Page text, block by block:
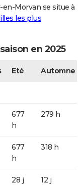
Morvan se situe à
les plus
en 2025
Eté Automne
677
h
279 h
677
h
318 h
28 j 12 j